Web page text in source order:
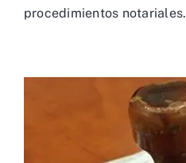
procedimientos notariales.